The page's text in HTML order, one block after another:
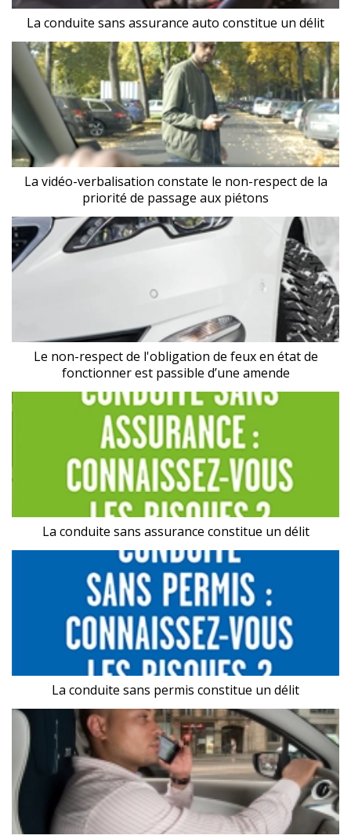
La conduite sans assurance auto constitue un délit
La vidéo-verbalisation constate le non-respect de la
priorité de passage aux piétons
Le non-respect de l'obligation de feux en état de
fonctionner est passible d’une amende
La conduite sans assurance constitue un délit
La conduite sans permis constitue un délit